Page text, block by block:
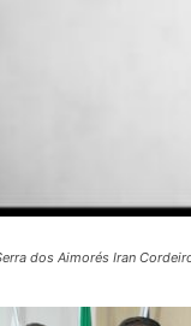
dos Aimorés Iran